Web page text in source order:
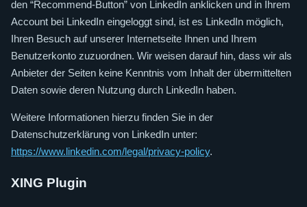
den “Recommend-Button” von LinkedIn anklicken und in Ihrem
Account bei LinkedIn eingeloggt sind, ist es LinkedIn möglich,
Ihren Besuch auf unserer Internetseite Ihnen und Ihrem
Benutzerkonto zuzuordnen. Wir weisen darauf hin, dass wir als
Anbieter der Seiten keine Kenntnis vom Inhalt der übermittelten
Daten sowie deren Nutzung durch LinkedIn haben.
Weitere Informationen hierzu finden Sie in der
Datenschutzerklärung von LinkedIn unter:
https://www.linkedin.com/legal/privacy-policy.
XING Plugin